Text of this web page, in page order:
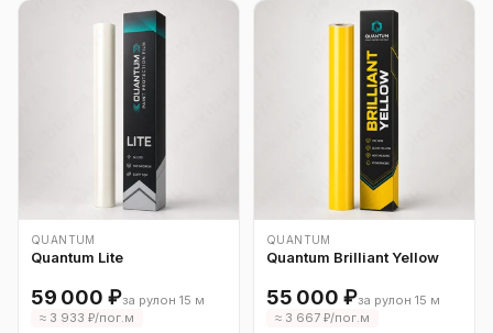
QUANTUM
Quantum Lite
59 000 ₽за рулон 15 м
≈ 3 933 ₽/пог.м
QUANTUM
Quantum Brilliant Yellow
55 000 ₽за рулон 15 м
≈ 3 667 ₽/пог.м